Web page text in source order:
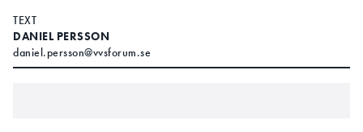
TEXT
DANIEL PERSSON
daniel.persson@vvsforum.se